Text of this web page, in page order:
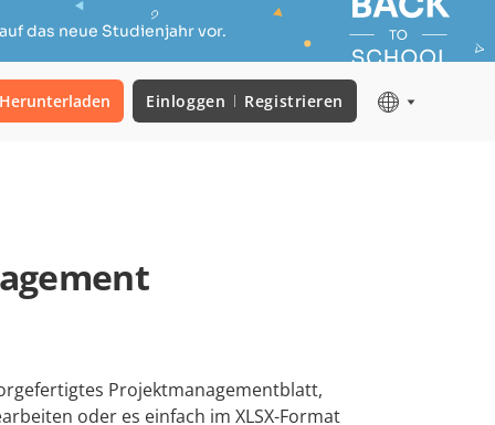
das neue Studienjahr vor.
Herunterladen Einloggen Registrieren
Projektmanagementblatt,
oder es einfach im XLSX-Format